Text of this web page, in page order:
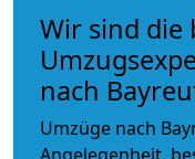
Wir sind die
nach
Umzüge nach